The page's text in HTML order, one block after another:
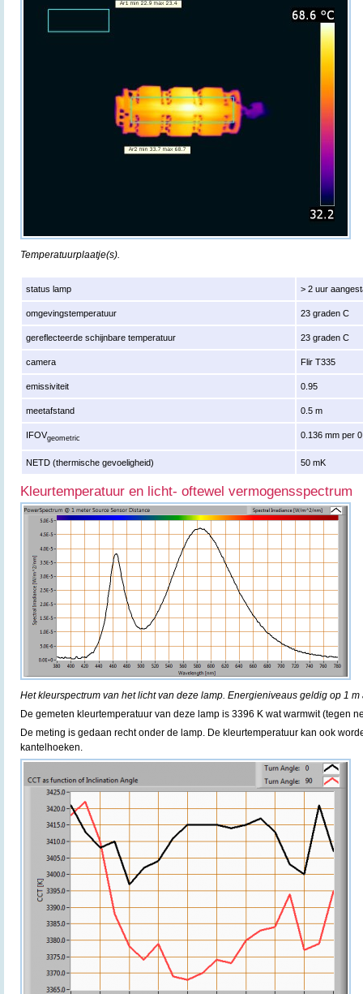
Temperatuurplaatje(s).
status lamp > 2 uur
omgevingstemperatuur 23 graden C
gereflecteerde schijnbare temperatuur 23 graden C
camera Flir T335
emissiviteit 0.95
meetafstand 0.5 m
IFOVgeometric 0.136 mm per
NETD (thermische gevoeligheid) 50 mK
Kleurtemperatuur en licht- oftewel vermogensspectrum
Het kleurspectrum van het licht van deze lamp. Energieniveaus geldig op 1 m
De gemeten kleurtemperatuur van deze lamp is 3396 K wat warmwit (tegen
De meting is gedaan recht onder de lamp. De kleurtemperatuur kan ook
kantelhoeken.